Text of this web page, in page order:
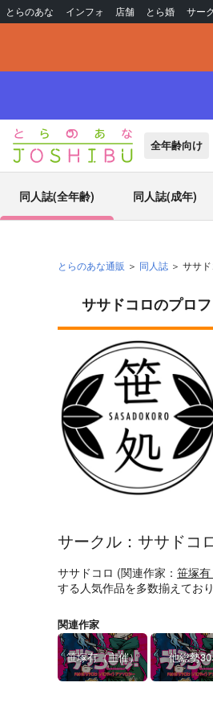
とらのあな インフォ 店舗 とら婚 サー
全年齢向け
同人誌(全年齢) 同人誌(成年)
とらのあな通販 同人誌 ササド
ササドコロのプロ
サークル：ササドコ
ササドコロ (関連作家： 笹塚有
する人気作品を多数揃えてお
関連作家
笹塚有（主催） 他総勢